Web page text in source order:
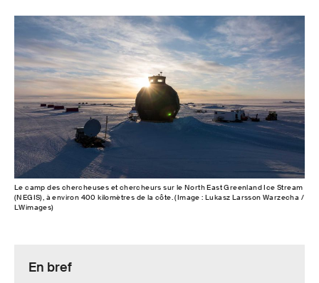
Le camp des chercheuses et chercheurs sur le North East Greenland Ice Stream
(NEGIS), à environ 400 kilomètres de la côte. (Image : Lukasz Larsson Warzecha /
LWimages)
En bref